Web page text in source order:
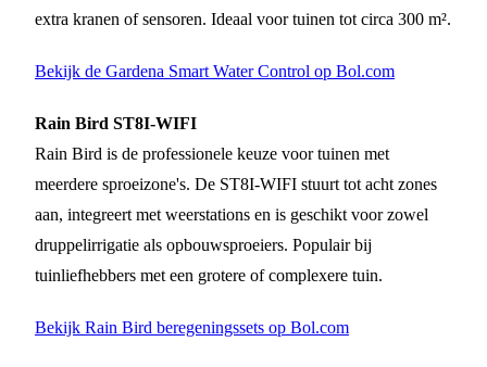
extra kranen of sensoren. Ideaal voor tuinen tot circa 300 m².
Bekijk de Gardena Smart Water Control op Bol.com
Rain Bird ST8I-WIFI
Rain Bird is de professionele keuze voor tuinen met
meerdere sproeizone's. De ST8I-WIFI stuurt tot acht zones
aan, integreert met weerstations en is geschikt voor zowel
druppelirrigatie als opbouwsproeiers. Populair bij
tuinliefhebbers met een grotere of complexere tuin.
Bekijk Rain Bird beregeningssets op Bol.com